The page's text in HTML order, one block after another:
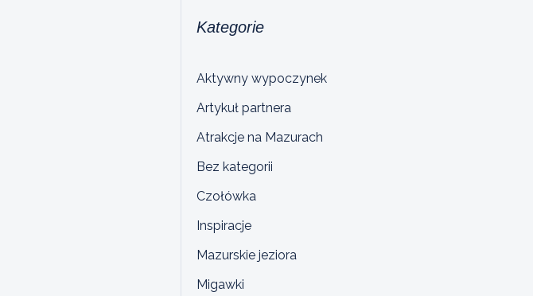
Kategorie
Aktywny wypoczynek
Artykuł partnera
Atrakcje na Mazurach
Bez kategorii
Czołówka
Inspiracje
Mazurskie jeziora
Migawki